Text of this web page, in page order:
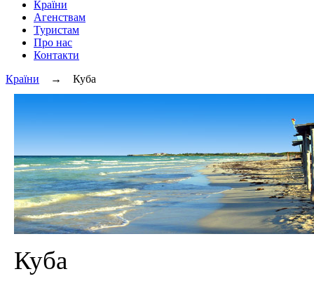
Країни
Агенствам
Туристам
Про нас
Контакти
Країни → Куба
Куба